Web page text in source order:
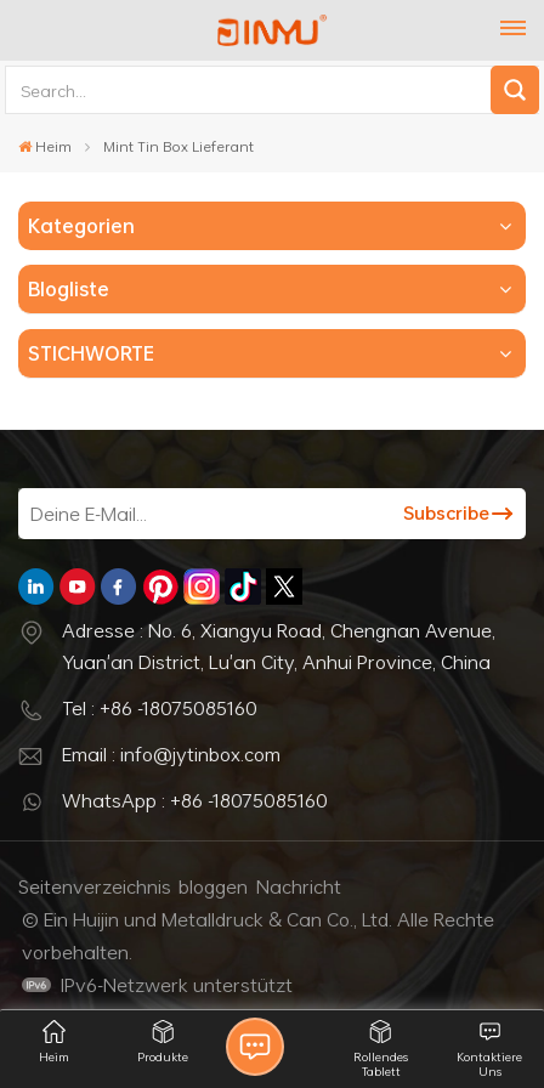
Heim Mint Tin Box Lieferant
Kategorien
Blogliste
STICHWORTE
Adresse : No. 6, Xiangyu Road, Chengnan Avenue,
Yuan'an District, Lu'an City, Anhui Province, China
Tel : +86 -18075085160
Email : info@jytinbox.com
WhatsApp : +86 -18075085160
Seitenverzeichnis bloggen Nachricht
© Ein Huijin und Metalldruck & Can Co., Ltd. Alle Rechte
vorbehalten.
IPv6-Netzwerk unterstützt
Heim Produkte
Kontaktiere
Uns
Rollendes
Tablett